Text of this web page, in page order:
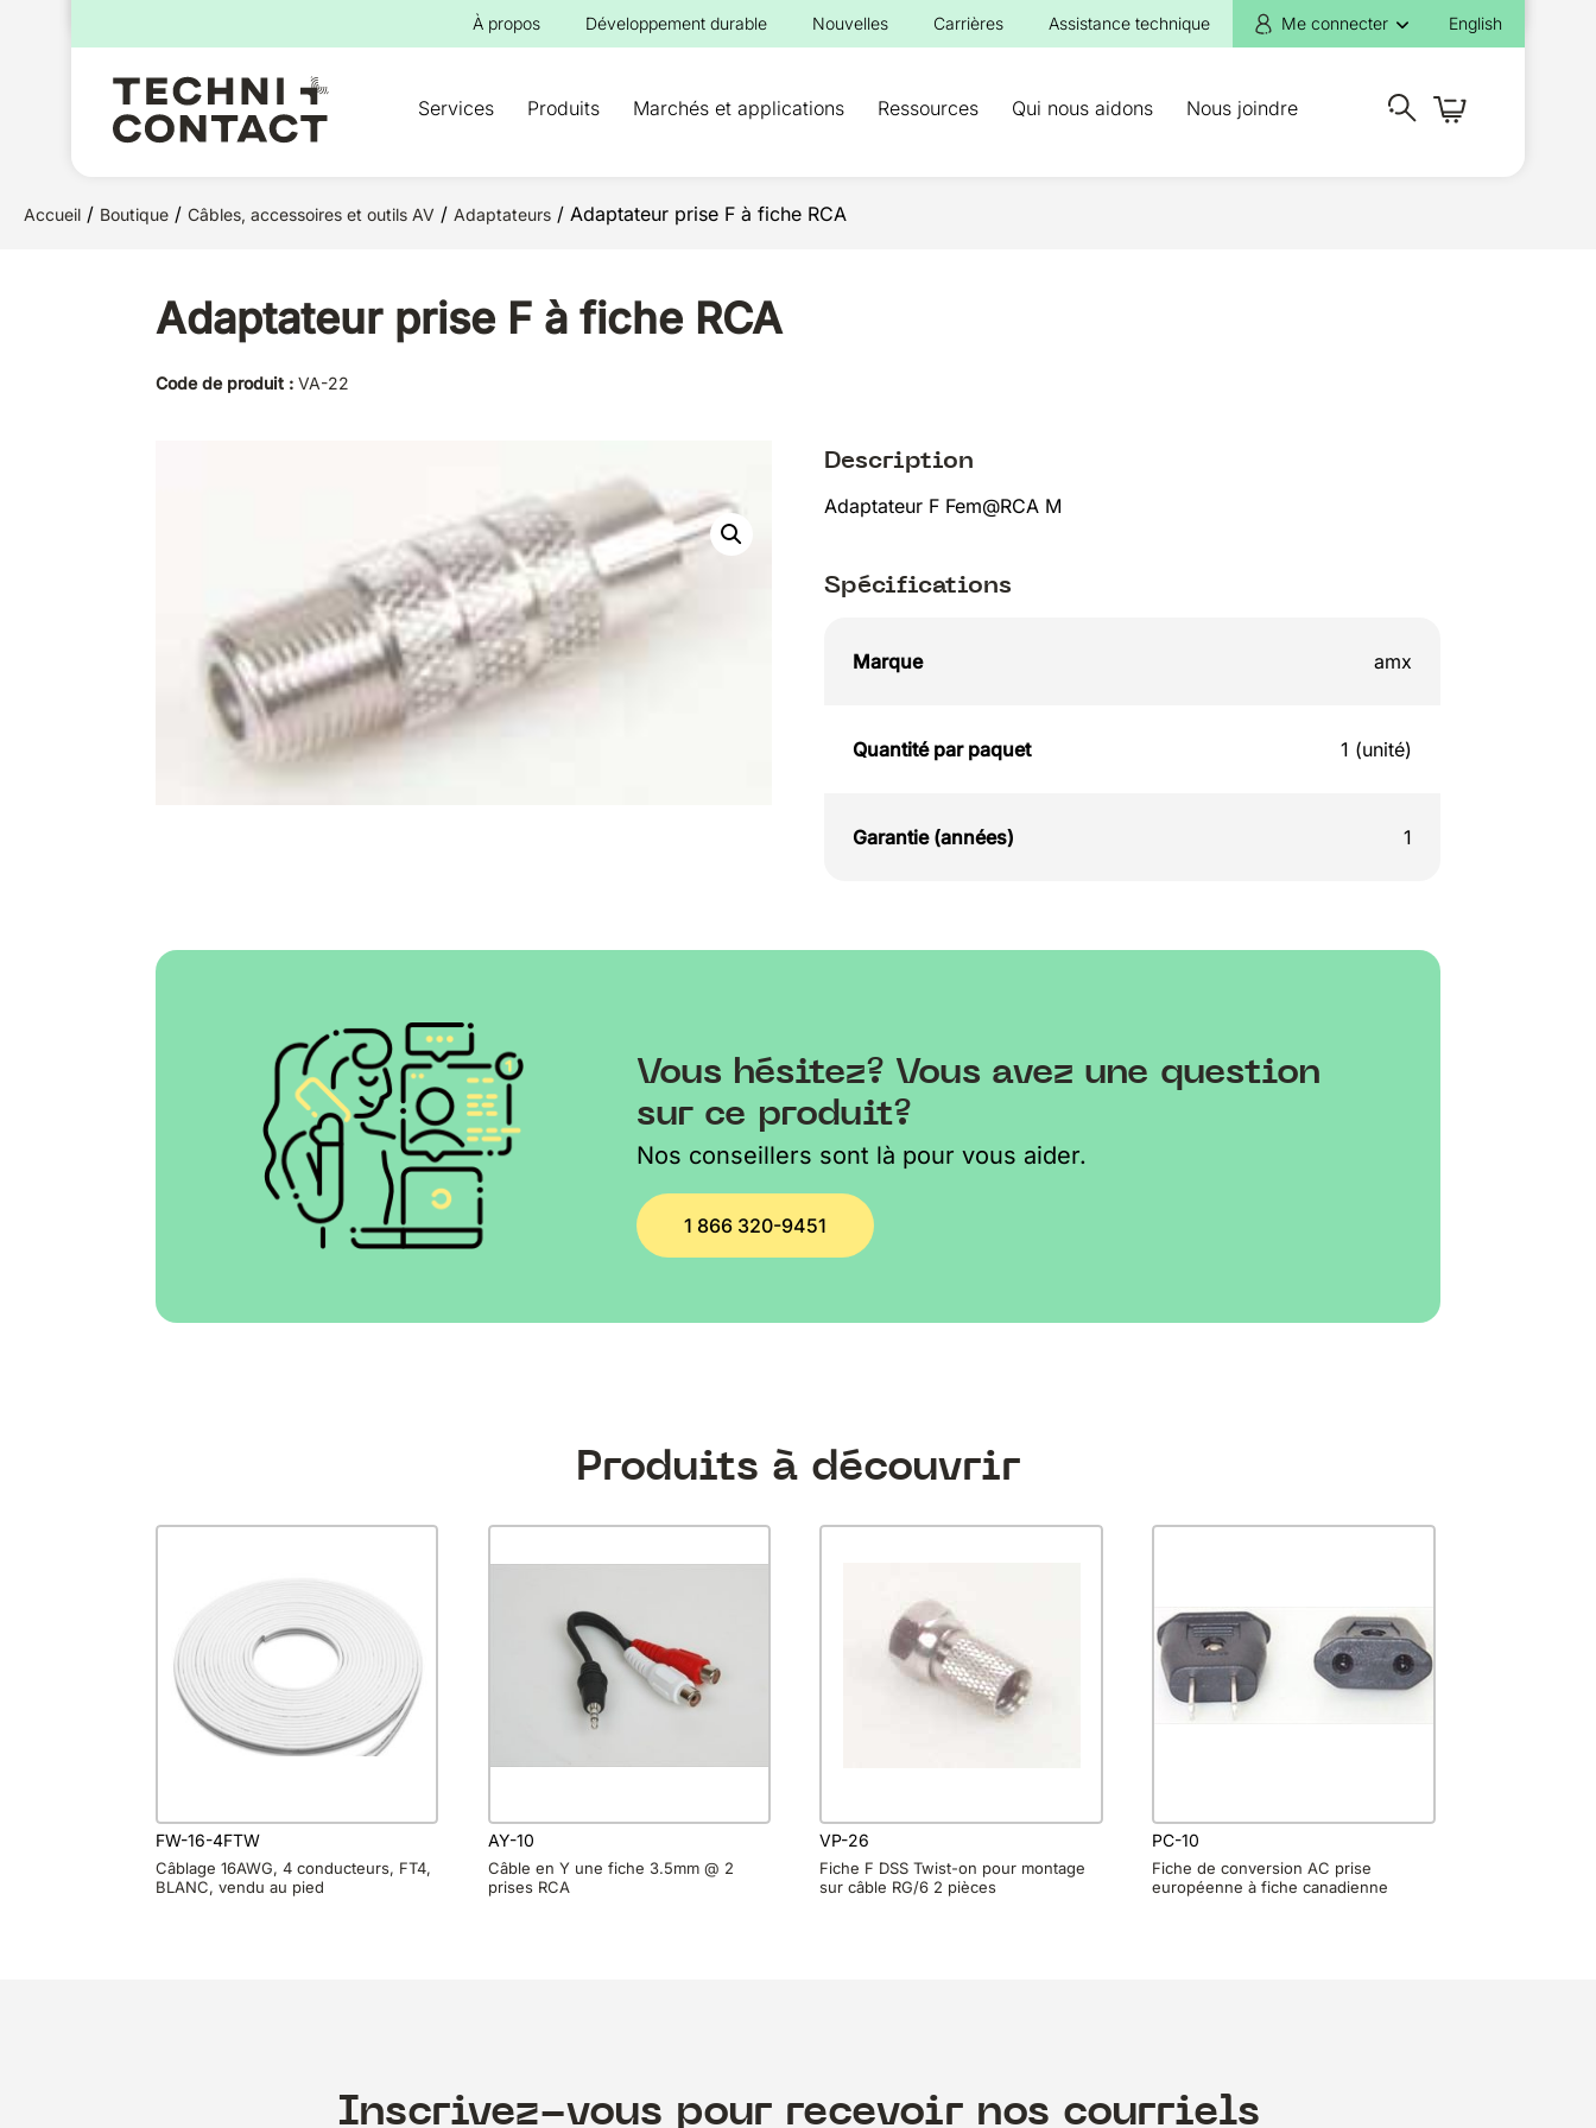
À propos Développement durable Nouvelles Carrières Assistance technique Me connecter English
Services Produits Marchés et applications Ressources Qui nous aidons Nous joindre
pour :
Accueil / Boutique / Câbles, accessoires et outils AV / Adaptateurs / Adaptateur prise F à fiche RCA
Adaptateur prise F à fiche RCA
Code de produit : VA-22
Description
Adaptateur F Fem@RCA M
Spécifications
Marque amx
Quantité par paquet 1 (unité)
Garantie (années) 1
Vous hésitez? Vous avez une question
sur ce produit?
Nos conseillers sont là pour vous aider.
1 866 320-9451
Produits à découvrir
FW-16-4FTW
Câblage 16AWG, 4 conducteurs, FT4,
BLANC, vendu au pied
AY-10
Câble en Y une fiche 3.5mm @ 2
prises RCA
VP-26
Fiche F DSS Twist-on pour montage
sur câble RG/6 2 pièces
PC-10
Fiche de conversion AC prise
européenne à fiche canadienne
Inscrivez-vous pour recevoir nos courriels